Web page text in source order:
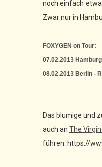
noch einfach
Zwar nur in
FOXYGEN on Tour:
07.02.2013
08.02.2013 Berlin -
Das blumige und
auch an The
führen: https://